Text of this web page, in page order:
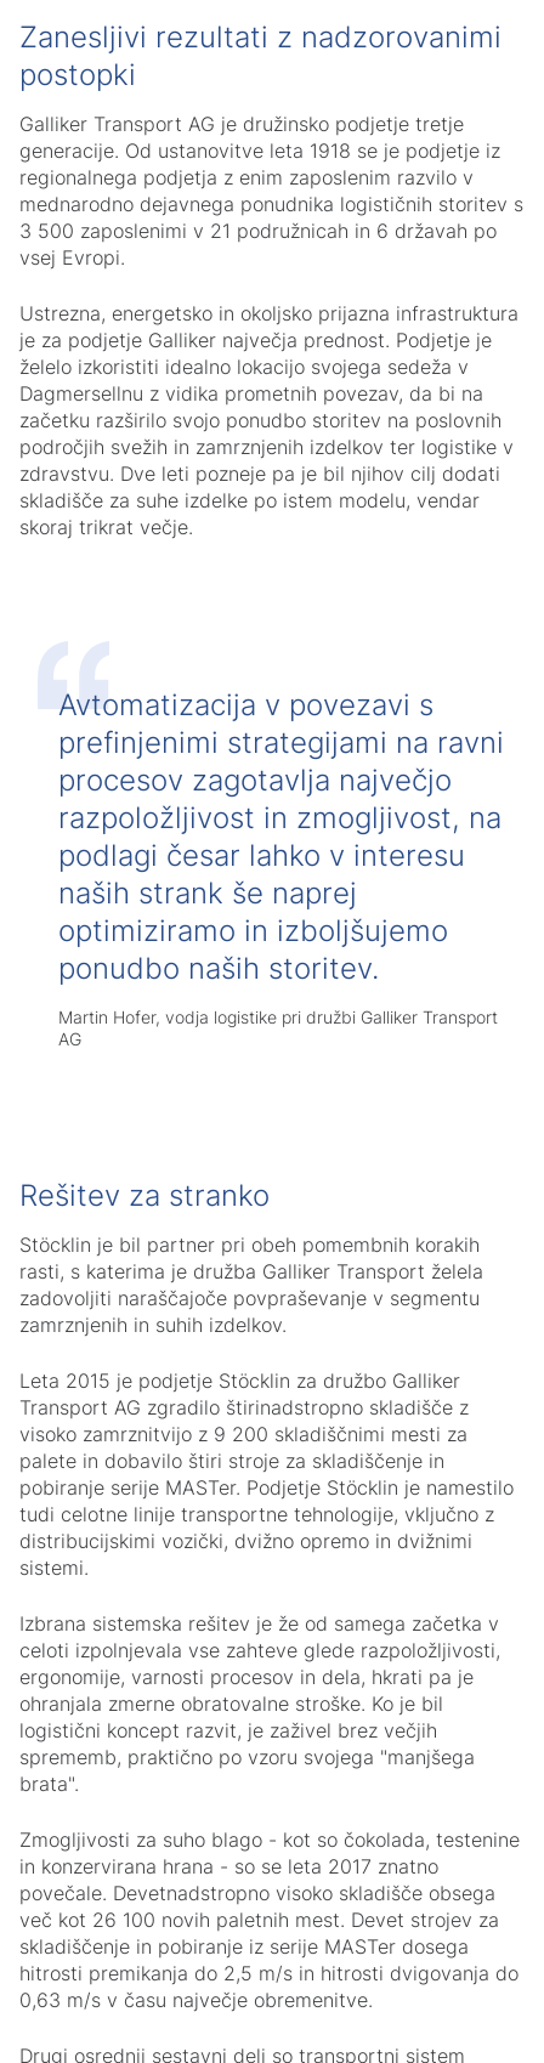
Zanesljivi rezultati z nadzorovanimi
postopki
Galliker Transport AG je družinsko podjetje tretje
generacije. Od ustanovitve leta 1918 se je podjetje iz
regionalnega podjetja z enim zaposlenim razvilo v
mednarodno dejavnega ponudnika logističnih storitev s
3 500 zaposlenimi v 21 podružnicah in 6 državah po
vsej Evropi.
Ustrezna, energetsko in okoljsko prijazna infrastruktura
je za podjetje Galliker največja prednost. Podjetje je
želelo izkoristiti idealno lokacijo svojega sedeža v
Dagmersellnu z vidika prometnih povezav, da bi na
začetku razširilo svojo ponudbo storitev na poslovnih
področjih svežih in zamrznjenih izdelkov ter logistike v
zdravstvu. Dve leti pozneje pa je bil njihov cilj dodati
skladišče za suhe izdelke po istem modelu, vendar
skoraj trikrat večje.
Avtomatizacija v povezavi s
prefinjenimi strategijami na ravni
procesov zagotavlja največjo
razpoložljivost in zmogljivost, na
podlagi česar lahko v interesu
naših strank še naprej
optimiziramo in izboljšujemo
ponudbo naših storitev.
Martin Hofer, vodja logistike pri družbi Galliker Transport
AG
Rešitev za stranko
Stöcklin je bil partner pri obeh pomembnih korakih
rasti, s katerima je družba Galliker Transport želela
zadovoljiti naraščajoče povpraševanje v segmentu
zamrznjenih in suhih izdelkov.
Leta 2015 je podjetje Stöcklin za družbo Galliker
Transport AG zgradilo štirinadstropno skladišče z
visoko zamrznitvijo z 9 200 skladiščnimi mesti za
palete in dobavilo štiri stroje za skladiščenje in
pobiranje serije MASTer. Podjetje Stöcklin je namestilo
tudi celotne linije transportne tehnologije, vključno z
distribucijskimi vozički, dvižno opremo in dvižnimi
sistemi.
Izbrana sistemska rešitev je že od samega začetka v
celoti izpolnjevala vse zahteve glede razpoložljivosti,
ergonomije, varnosti procesov in dela, hkrati pa je
ohranjala zmerne obratovalne stroške. Ko je bil
logistični koncept razvit, je zaživel brez večjih
sprememb, praktično po vzoru svojega "manjšega
brata".
Zmogljivosti za suho blago - kot so čokolada, testenine
in konzervirana hrana - so se leta 2017 znatno
povečale. Devetnadstropno visoko skladišče obsega
več kot 26 100 novih paletnih mest. Devet strojev za
skladiščenje in pobiranje iz serije MASTer dosega
hitrosti premikanja do 2,5 m/s in hitrosti dvigovanja do
0,63 m/s v času največje obremenitve.
Drugi osrednji sestavni deli so transportni sistem